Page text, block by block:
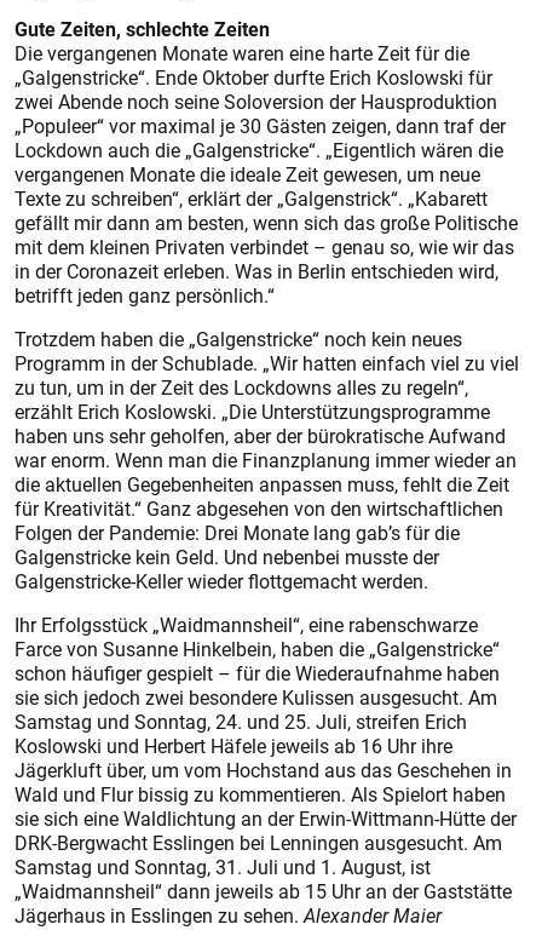
Gute Zeiten, schlechte Zeiten
Die vergangenen Monate waren eine harte Zeit für die
„Galgenstricke“. Ende Oktober durfte Erich Koslowski für
zwei Abende noch seine Soloversion der Hausproduktion
„Populeer“ vor maximal je 30 Gästen zeigen, dann traf der
Lockdown auch die „Galgenstricke“. „Eigentlich wären die
vergangenen Monate die ideale Zeit gewesen, um neue
Texte zu schreiben“, erklärt der „Galgenstrick“. „Kabarett
gefällt mir dann am besten, wenn sich das große Politische
mit dem kleinen Privaten verbindet – genau so, wie wir das
in der Coronazeit erleben. Was in Berlin entschieden wird,
betrifft jeden ganz persönlich.“
Trotzdem haben die „Galgenstricke“ noch kein neues
Programm in der Schublade. „Wir hatten einfach viel zu viel
zu tun, um in der Zeit des Lockdowns alles zu regeln“,
erzählt Erich Koslowski. „Die Unterstützungsprogramme
haben uns sehr geholfen, aber der bürokratische Aufwand
war enorm. Wenn man die Finanzplanung immer wieder an
die aktuellen Gegebenheiten anpassen muss, fehlt die Zeit
für Kreativität.“ Ganz abgesehen von den wirtschaftlichen
Folgen der Pandemie: Drei Monate lang gab’s für die
Galgenstricke kein Geld. Und nebenbei musste der
Galgenstricke-Keller wieder flottgemacht werden.
Ihr Erfolgsstück „Waidmannsheil“, eine rabenschwarze
Farce von Susanne Hinkelbein, haben die „Galgenstricke“
schon häufiger gespielt – für die Wiederaufnahme haben
sie sich jedoch zwei besondere Kulissen ausgesucht. Am
Samstag und Sonntag, 24. und 25. Juli, streifen Erich
Koslowski und Herbert Häfele jeweils ab 16 Uhr ihre
Jägerkluft über, um vom Hochstand aus das Geschehen in
Wald und Flur bissig zu kommentieren. Als Spielort haben
sie sich eine Waldlichtung an der Erwin-Wittmann-Hütte der
DRK-Bergwacht Esslingen bei Lenningen ausgesucht. Am
Samstag und Sonntag, 31. Juli und 1. August, ist
„Waidmannsheil“ dann jeweils ab 15 Uhr an der Gaststätte
Jägerhaus in Esslingen zu sehen.Alexander Maier